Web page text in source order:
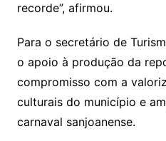
recorde”, afirmou.
Para o secretário de
o apoio à produção da
compromisso com a
culturais do município e
carnaval sanjoanense.